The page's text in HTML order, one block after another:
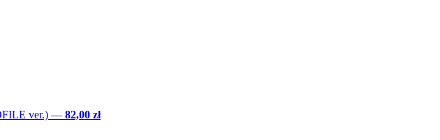
ver.) — 82,00 zł